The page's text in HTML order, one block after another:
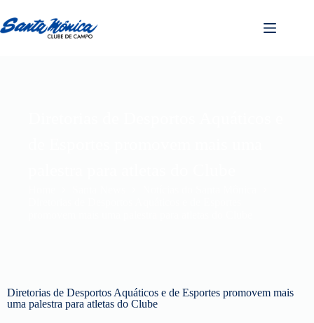
Diretorias de Desportos Aquáticos e de Esportes promovem mais
uma palestra para atletas do Clube